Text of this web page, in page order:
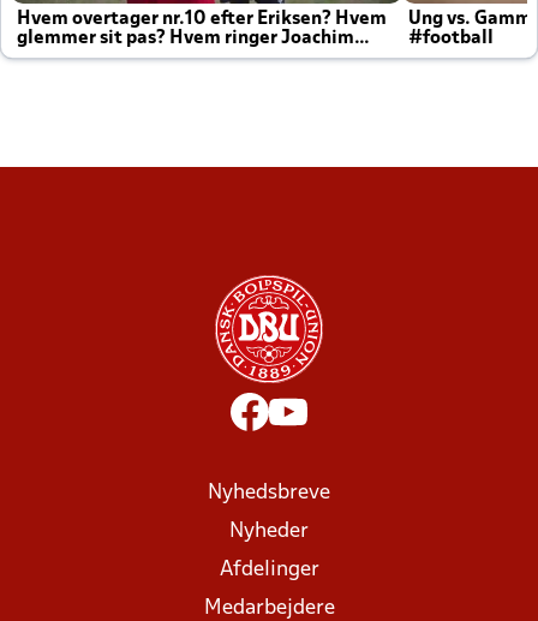
Hvem overtager nr.10 efter Eriksen? Hvem
glemmer sit pas? Hvem ringer Joachim
altid til efter kampe?
Ung vs.
#football
Nyhedsbreve
Nyheder
Afdelinger
Medarbejdere